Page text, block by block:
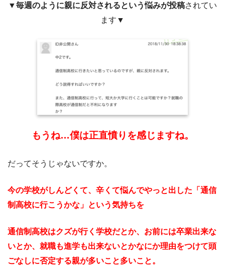
▼毎週のように親に反対されるという悩みが投稿されてい
ます▼
もうね…僕は正直憤りを感じますね。
だってそうじゃないですか。
今の学校がしんどくて、辛くて悩んでやっと出した「通信
制高校に行こうかな」という気持ちを
通信制高校はクズが行く学校だとか、お前には卒業出来な
いとか、就職も進学も出来ないとかなにか理由をつけて頭
ごなしに否定する親が多いこと多いこと。